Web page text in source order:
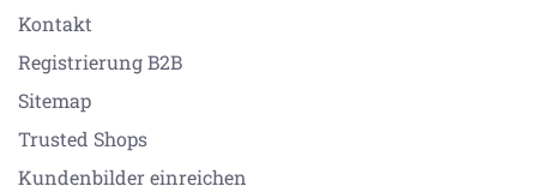
Kontakt
Registrierung B2B
Sitemap
Trusted Shops
Kundenbilder einreichen